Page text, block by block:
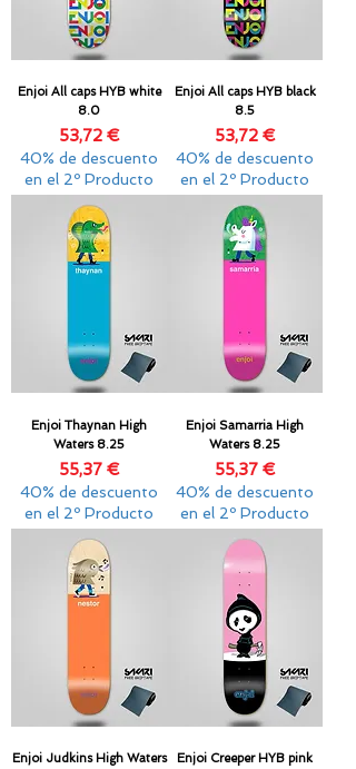
Enjoi All caps HYB white
8.0
Precio
53,72 €
40% de descuento
en el 2º Producto
Enjoi All caps HYB black
8.5
Precio
53,72 €
40% de descuento
en el 2º Producto
Enjoi Thaynan High
Waters 8.25
Precio
55,37 €
40% de descuento
en el 2º Producto
Enjoi Samarria High
Waters 8.25
Precio
55,37 €
40% de descuento
en el 2º Producto
Enjoi Judkins High Waters
Enjoi Creeper HYB pink